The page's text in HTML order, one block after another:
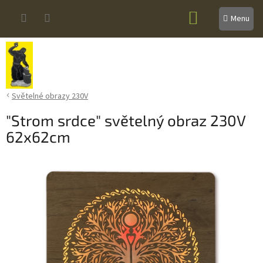
NÁKUPNÍ
KOŠÍK
Světelné obrazy 230V
"Strom srdce" světelný obraz 230V
62x62cm